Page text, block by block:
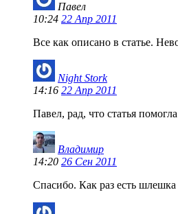
Павел
10:24 22 Апр 2011
Все как описано в статье.
Night Stork
14:16 22 Апр 2011
Павел, рад, что статья
Владимир
14:20 26 Сен 2011
Спасибо. Как раз есть шлешка